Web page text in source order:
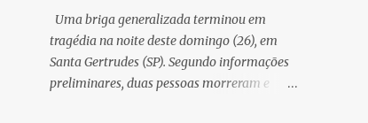
constatou que o automóvel havia
desaparecido. A vítima realizou buscas pelas
imediações, mas não conseguiu localizar o
veículo. Conforme o boletim, um menino de
Uma briga generalizada terminou em
tragédia na noite deste domingo (26), em
Santa Gertrudes (SP). Segundo informações
preliminares, duas pessoas morreram e